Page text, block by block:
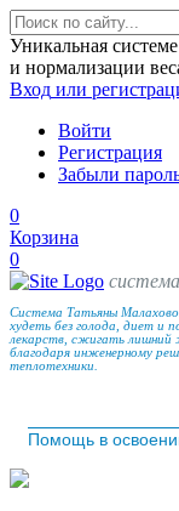
Уникальная
и нормализации
Вход или
Войти
Регистрация
Забыли
0
Корзина
0
Система Татьяны
худеть без голода, диет и
лекарств, сжигать
благодаря инженерному
теплотехники.
Помощь в